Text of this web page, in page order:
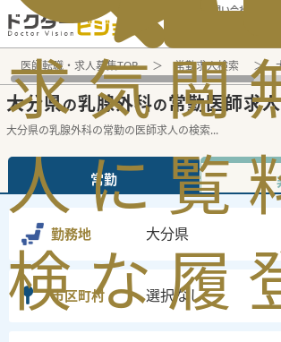
電話でのお問い合わせ：平
求
人
検
気
に
な
閲
覧
履
医師転職・求人募集TOP 常勤求人検索
大分県の乳腺外科の常勤医師求
大分県の乳腺外科の常勤の医師求人の検索...
常勤
勤務地 大分県
市区町村 選択なし